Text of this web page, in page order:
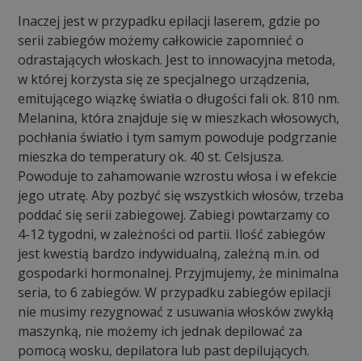
Inaczej jest w przypadku epilacji laserem, gdzie po
serii zabiegów możemy całkowicie zapomnieć o
odrastających włoskach. Jest to innowacyjna metoda,
w której korzysta się ze specjalnego urządzenia,
emitującego wiązkę światła o długości fali ok. 810 nm.
Melanina, która znajduje się w mieszkach włosowych,
pochłania światło i tym samym powoduje podgrzanie
mieszka do temperatury ok. 40 st. Celsjusza.
Powoduje to zahamowanie wzrostu włosa i w efekcie
jego utratę. Aby pozbyć się wszystkich włosów, trzeba
poddać się serii zabiegowej. Zabiegi powtarzamy co
4-12 tygodni, w zależności od partii. Ilość zabiegów
jest kwestią bardzo indywidualną, zależną m.in. od
gospodarki hormonalnej. Przyjmujemy, że minimalna
seria, to 6 zabiegów. W przypadku zabiegów epilacji
nie musimy rezygnować z usuwania włosków zwykłą
maszynką, nie możemy ich jednak depilować za
pomocą wosku, depilatora lub past depilujących.